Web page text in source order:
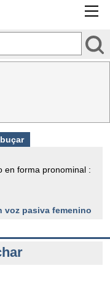
en forma pronominal :
voz pasiva femenino